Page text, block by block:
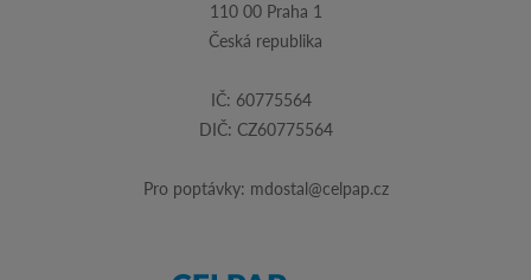
110 00 Praha 1
Česká republika
IČ: 60775564
DIČ: CZ60775564
Pro poptávky: mdostal@celpap.cz